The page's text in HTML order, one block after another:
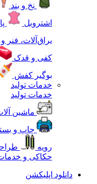
نخ و بند
اشتروبل
یراق‌آلات، فنر
کفی و قدک
بوگیر کفش
خدمات تولید
خدمات تولید
ماشین
چاپ و
رویه
حکاکی و
دانلود اپلیکشن